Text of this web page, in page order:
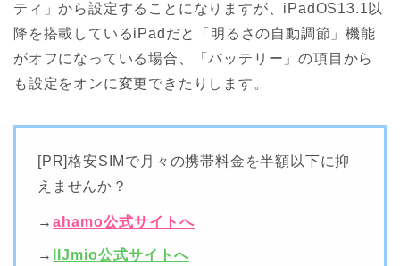
ティ」から設定することになりますが、iPadOS13.1以
降を搭載しているiPadだと「明るさの自動調節」機能
がオフになっている場合、「バッテリー」の項目から
も設定をオンに変更できたりします。
[PR]格安SIMで月々の携帯料金を半額以下に抑
えませんか？
→ ahamo公式サイトへ
→ IIJmio公式サイトへ